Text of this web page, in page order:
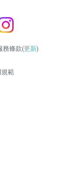
務條款(更新)
範